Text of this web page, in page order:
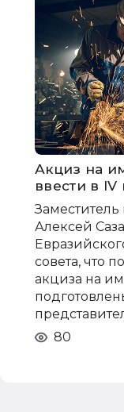
Акциз на
ввести в IV
Алексей
совета, что
акциза на
80